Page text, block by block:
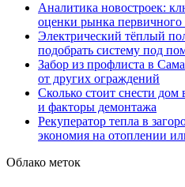
Аналитика новостроек:
оценки рынка первичного
Электрический тёплый
подобрать систему под
Забор из профлиста в
от других ограждений
Сколько стоит снести
и факторы демонтажа
Рекуператор тепла в
экономия на отоплении
Облако меток